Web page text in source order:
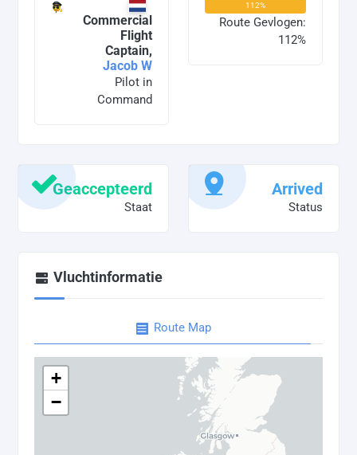
Commercial
Flight
Captain,
Jacob W
Pilot in
Command
112%
Route Gevlogen:
112%
Geaccepteerd
Staat
Arrived
Status
Vluchtinformatie
Route Map
+
−